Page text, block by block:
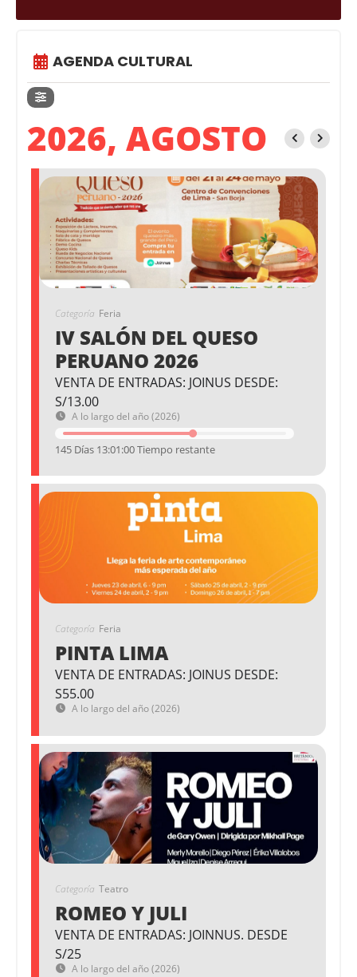
AGENDA CULTURAL
2026, AGOSTO
Categoría Feria
IV SALÓN DEL QUESO
PERUANO 2026
VENTA DE ENTRADAS: JOINUS DESDE:
S/13.00
A lo largo del año (2026)
145 Días 13:01:00 Tiempo restante
Categoría Feria
PINTA LIMA
VENTA DE ENTRADAS: JOINUS DESDE:
S55.00
A lo largo del año (2026)
Categoría Teatro
ROMEO Y JULI
VENTA DE ENTRADAS: JOINNUS. DESDE
S/25
A lo largo del año (2026)